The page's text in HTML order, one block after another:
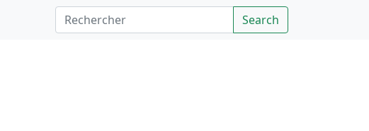
Rechercher
Search